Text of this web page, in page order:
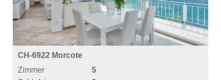
CH-6922 Morcote
Zimmer
5